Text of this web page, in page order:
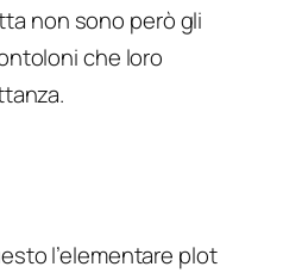
non sono però gli
che loro
l’elementare plot